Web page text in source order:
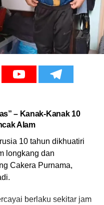
Isu Tabung
– Kanak-Kanak 10
Alam
10 tahun dikhuatiri
longkang dan
Cakera Purnama,
berlaku sekitar jam